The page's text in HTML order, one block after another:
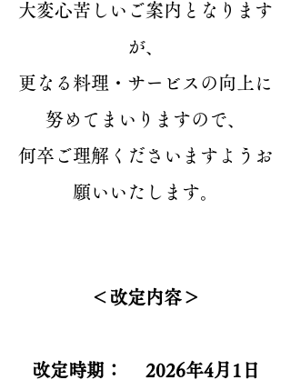
大変心苦しいご案内となります
が、
更なる料理・サービスの向上に
努めてまいりますので、
何卒ご理解くださいますようお
願いいたします。
＜改定内容＞
改定時期： 2026年4月1日